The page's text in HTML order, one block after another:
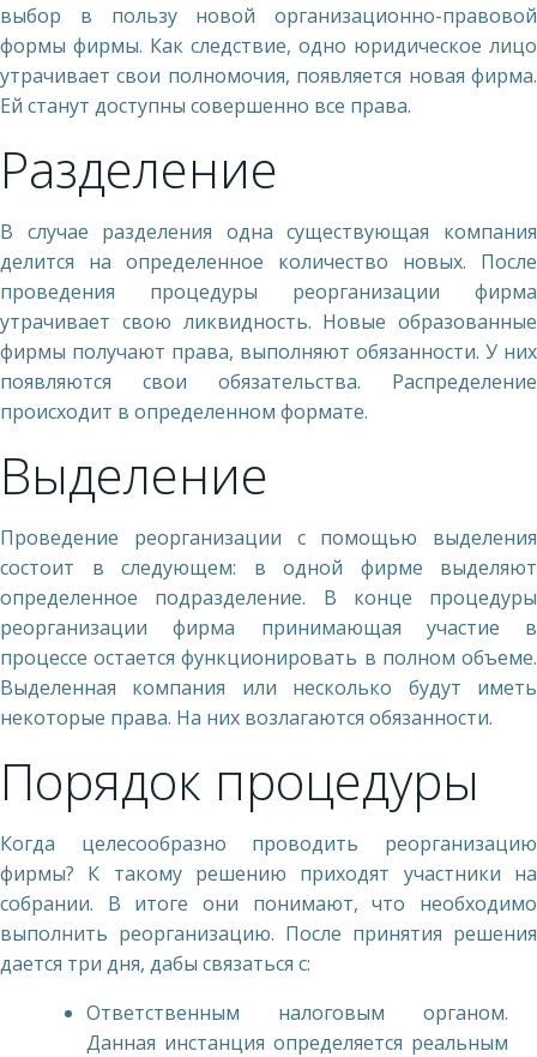
выбор в пользу новой организационно-правовой
формы фирмы. Как следствие, одно юридическое лицо
утрачивает свои полномочия, появляется новая фирма.
Ей станут доступны совершенно все права.
Разделение
В случае разделения одна существующая компания
делится на определенное количество новых. После
проведения процедуры реорганизации фирма
утрачивает свою ликвидность. Новые образованные
фирмы получают права, выполняют обязанности. У них
появляются свои обязательства. Распределение
происходит в определенном формате.
Выделение
Проведение реорганизации с помощью выделения
состоит в следующем: в одной фирме выделяют
определенное подразделение. В конце процедуры
реорганизации фирма принимающая участие в
процессе остается функционировать в полном объеме.
Выделенная компания или несколько будут иметь
некоторые права. На них возлагаются обязанности.
Порядок процедуры
Когда целесообразно проводить реорганизацию
фирмы? К такому решению приходят участники на
собрании. В итоге они понимают, что необходимо
выполнить реорганизацию. После принятия решения
дается три дня, дабы связаться с:
Ответственным налоговым органом.
Данная инстанция определяется реальным